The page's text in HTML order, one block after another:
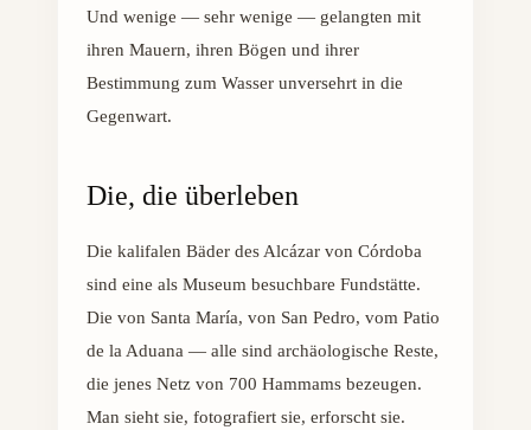
Und wenige — sehr wenige — gelangten mit
ihren Mauern, ihren Bögen und ihrer
Bestimmung zum Wasser unversehrt in die
Gegenwart.
Die, die überleben
Die kalifalen Bäder des Alcázar von Córdoba
sind eine als Museum besuchbare Fundstätte.
Die von Santa María, von San Pedro, vom Patio
de la Aduana — alle sind archäologische Reste,
die jenes Netz von 700 Hammams bezeugen.
Man sieht sie, fotografiert sie, erforscht sie.